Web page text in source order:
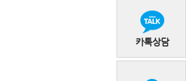
카톡상담